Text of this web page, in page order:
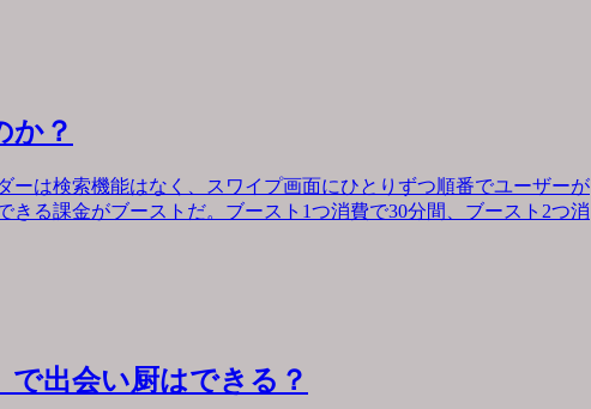
か？
ーは検索機能はなく、スワイプ画面にひとりずつ順番でユーザーが
る課金がブーストだ。ブースト1つ消費で30分間、ブースト2つ消
出会い厨はできる？